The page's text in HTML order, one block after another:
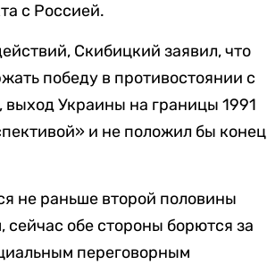
с Россией.
Скибицкий заявил, что
победу в противостоянии с
выход Украины на границы 1991
и не положил бы конец
не раньше второй половины
сейчас обе стороны борются за
переговорным